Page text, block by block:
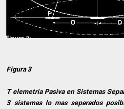
Figura 3
T elemetria Pasiva en Sistemas
3 sistemas lo mas separados